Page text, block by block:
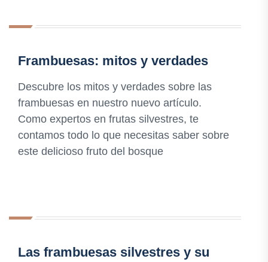
Frambuesas: mitos y verdades
Descubre los mitos y verdades sobre las
frambuesas en nuestro nuevo artículo.
Como expertos en frutas silvestres, te
contamos todo lo que necesitas saber sobre
este delicioso fruto del bosque
Las frambuesas silvestres y su